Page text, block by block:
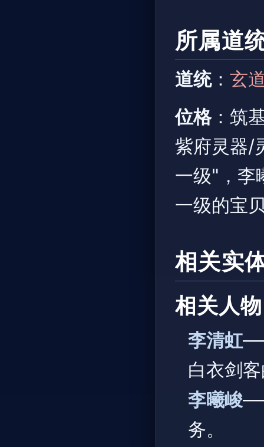
所属道
道统： 玄
位格：筑
紫府灵器/
一级"，李
一级的宝
相关实
相关人物
李清虹
白衣剑
李曦峻
务。